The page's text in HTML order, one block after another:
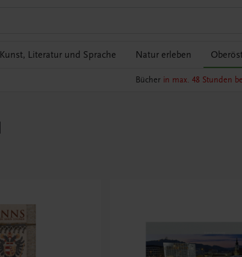
Kunst, Literatur und Sprache Natur erleben
Bücher in max. 48 Stunden